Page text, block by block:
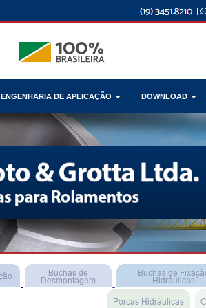
|
ENGENHARIA DE APLICAÇÃO DOWNLOAD